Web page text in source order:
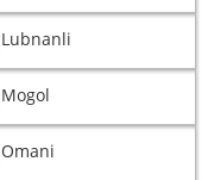
Lubnanli
Mogol
Omani